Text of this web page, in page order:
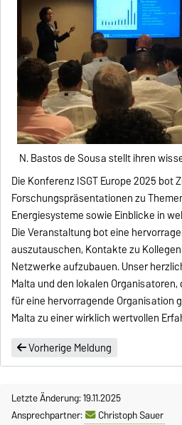
N. Bastos de Sousa stellt ihren
Die Konferenz ISGT Europe 2025 bot
Forschungspräsentationen zu
Energiesysteme sowie Einblicke in
Die Veranstaltung bot eine
auszutauschen, Kontakte zu
Netzwerke aufzubauen. Unser
Malta und den lokalen Organisatoren,
für eine hervorragende Organisation
Malta zu einer wirklich wertvollen
Vorherige Meldung
Letzte Änderung: 19.11.2025
Ansprechpartner:
Christoph Sauer